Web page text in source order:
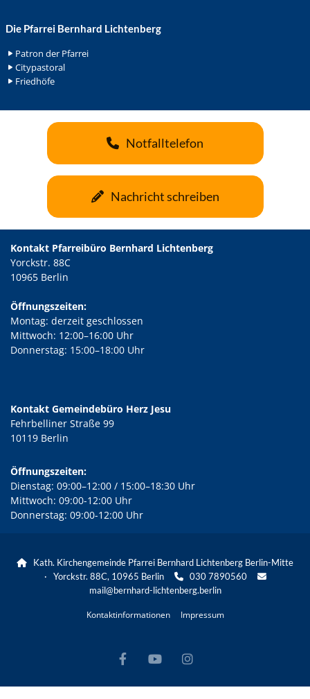
Die Pfarrei Bernhard Lichtenberg
Patron der Pfarrei
Citypastoral
Friedhöfe
Notfalltelefon
Nachricht schreiben
Kontakt Pfarreibüro Bernhard Lichtenberg
Yorckstr. 88C
10965 Berlin
Öffnungszeiten:
Montag: derzeit geschlossen
Mittwoch: 12:00–16:00 Uhr
Donnerstag: 15:00–18:00 Uhr
Kontakt Gemeindebüro Herz Jesu
Fehrbelliner Straße 99
10119 Berlin
Öffnungszeiten:
Dienstag: 09:00–12:00 / 15:00–18:30 Uhr
Mittwoch: 09:00-12:00 Uhr
Donnerstag: 09:00-12:00 Uhr

Kath. Kirchengemeinde Pfarrei Bernhard Lichtenberg Berlin-Mitte
· Yorckstr. 88C, 10965 Berlin
030 7890560 
mail@bernhard-lichtenberg.berlin
Kontaktinformationen Impressum